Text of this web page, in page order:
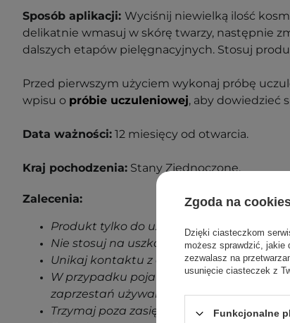
Sposób aplikacji: Wyciśnij niewielką ilość
delikatnie wmasuj w skórę twarzy, następnie
dalszych etapów pielęgnacyjnych. Stosuj
Przed pierwszym użyciem wykonaj próbę
wpisu o próbie uczuleniowej, aby dowiedzieć
Data ważności: 12 miesięcy od otwarcia.
Kraj pochodzenia: Stany Zjednoczone.
Zalecenia:
Produkt tylko do użytku zewnętrznego.
Nie stosuj na uszkodzoną skórę.
Unikaj kontaktu z oczami.
W przypadku pojawienia się
zaprzestań używania produktu.
Trzymaj poza zasięgiem dzieci.
Zgoda na
Dzięki ciasteczkom
możesz sprawdzić, jakie
zezwalasz na
usunięcie ciasteczek z
Funkcjonalne